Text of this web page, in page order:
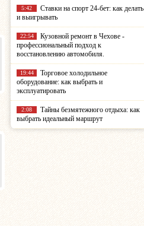
5:42
Ставки на спорт 24-бет: как делать
и выигрывать
22:54
Кузовной ремонт в Чехове -
профессиональный подход к
восстановлению автомобиля.
19:44
Торговое холодильное
оборудование: как выбрать и
эксплуатировать
2:08
Тайны безмятежного отдыха: как
выбрать идеальный маршрут